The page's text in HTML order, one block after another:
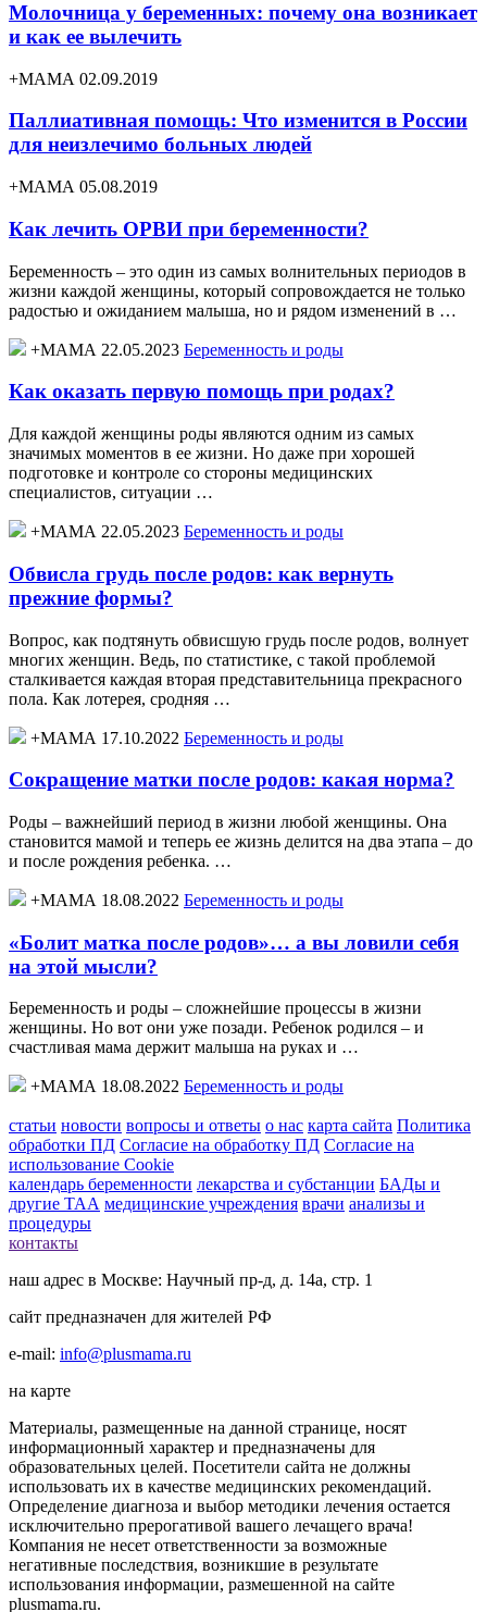
Молочница у беременных: почему она возникает
и как ее вылечить
+МАМА 02.09.2019
Паллиативная помощь: Что изменится в России
для неизлечимо больных людей
+МАМА 05.08.2019
Как лечить ОРВИ при беременности?
Беременность – это один из самых волнительных периодов в
жизни каждой женщины, который сопровождается не только
радостью и ожиданием малыша, но и рядом изменений в …
+МАМА 22.05.2023 Беременность и роды
Как оказать первую помощь при родах?
Для каждой женщины роды являются одним из самых
значимых моментов в ее жизни. Но даже при хорошей
подготовке и контроле со стороны медицинских
специалистов, ситуации …
+МАМА 22.05.2023 Беременность и роды
Обвисла грудь после родов: как вернуть
прежние формы?
Вопрос, как подтянуть обвисшую грудь после родов, волнует
многих женщин. Ведь, по статистике, с такой проблемой
сталкивается каждая вторая представительница прекрасного
пола. Как лотерея, сродняя …
+МАМА 17.10.2022 Беременность и роды
Сокращение матки после родов: какая норма?
Роды – важнейший период в жизни любой женщины. Она
становится мамой и теперь ее жизнь делится на два этапа – до
и после рождения ребенка. …
+МАМА 18.08.2022 Беременность и роды
«Болит матка после родов»… а вы ловили себя
на этой мысли?
Беременность и роды – сложнейшие процессы в жизни
женщины. Но вот они уже позади. Ребенок родился – и
счастливая мама держит малыша на руках и …
+МАМА 18.08.2022 Беременность и роды
статьи новости вопросы и ответы о нас карта сайта Политика
обработки ПД Согласие на обработку ПД Согласие на
использование Cookie
календарь беременности лекарства и субстанции БАДы и
другие ТАА медицинские учреждения врачи анализы и
процедуры
контакты
наш адрес в Москве: Научный пр-д, д. 14а, стр. 1
сайт предназначен для жителей РФ
e-mail: info@plusmama.ru
на карте
Материалы, размещенные на данной странице, носят
информационный характер и предназначены для
образовательных целей. Посетители сайта не должны
использовать их в качестве медицинских рекомендаций.
Определение диагноза и выбор методики лечения остается
исключительно прерогативой вашего лечащего врача!
Компания не несет ответственности за возможные
негативные последствия, возникшие в результате
использования информации, размешенной на сайте
plusmama.ru.